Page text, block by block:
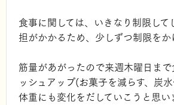
食事に関しては、いきなり制限して
担がかかるため、少しずつ制限をか
筋量があがったので来週木曜日ま
ッシュアップ(お菓子を減らす、炭
体重にも変化をだしていこうと思い